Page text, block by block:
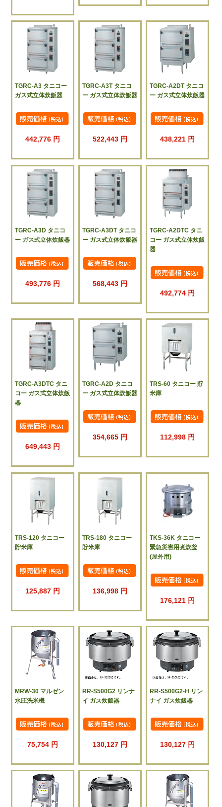
TGRC-A3 タニコー
ガス式立体炊飯器
442,776 円
TGRC-A3T タニコ
ー ガス式立体炊飯器
522,443 円
TGRC-A2DT タニコ
ー ガス式立体炊飯器
438,221 円
TGRC-A3D タニコ
ー ガス式立体炊飯器
493,776 円
TGRC-A3DT タニコ
ー ガス式立体炊飯器
568,443 円
TGRC-A2DTC タニ
コー ガス式立体炊飯
器
492,774 円
TGRC-A3DTC タニ
コー ガス式立体炊飯
器
649,443 円
TGRC-A2D タニコ
ー ガス式立体炊飯器
354,665 円
TRS-60 タニコー 貯
米庫
112,998 円
TRS-120 タニコー
貯米庫
125,887 円
TRS-180 タニコー
貯米庫
136,998 円
TKS-36K タニコー
緊急災害用煮炊釜
(屋外用)
176,121 円
MRW-30 マルゼン
水圧洗米機
75,754 円
RR-S500G2 リンナ
イ ガス炊飯器
130,127 円
RR-S500G2-H リン
ナイ ガス炊飯器
130,127 円